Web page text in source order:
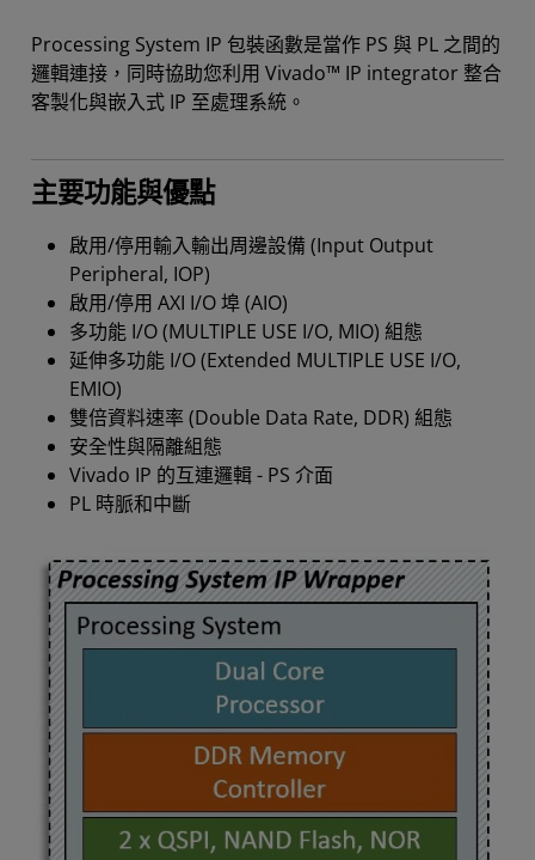
Processing System IP 包裝函數是當作 PS 與 PL 之間的
邏輯連接，同時協助您利用 Vivado™ IP integrator 整合
客製化與嵌入式 IP 至處理系統。
主要功能與優點
啟用/停用輸入輸出周邊設備 (Input Output
Peripheral, IOP)
啟用/停用 AXI I/O 埠 (AIO)
多功能 I/O (MULTIPLE USE I/O, MIO) 組態
延伸多功能 I/O (Extended MULTIPLE USE I/O,
EMIO)
雙倍資料速率 (Double Data Rate, DDR) 組態
安全性與隔離組態
Vivado IP 的互連邏輯 - PS 介面
PL 時脈和中斷